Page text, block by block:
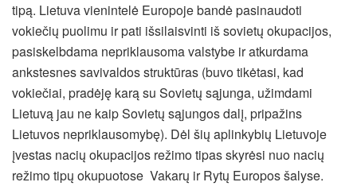
tipą. Lietuva vienintelė Europoje bandė pasinaudoti
vokiečių puolimu ir pati išsilaisvinti iš sovietų okupacijos,
pasiskelbdama nepriklausoma valstybe ir atkurdama
ankstesnes savivaldos struktūras (buvo tikėtasi, kad
vokiečiai, pradėję karą su Sovietų sąjunga, užimdami
Lietuvą jau ne kaip Sovietų sąjungos dalį, pripažins
Lietuvos nepriklausomybę). Dėl šių aplinkybių Lietuvoje
įvestas nacių okupacijos režimo tipas skyrėsi nuo nacių
režimo tipų okupuotose Vakarų ir Rytų Europos šalyse.